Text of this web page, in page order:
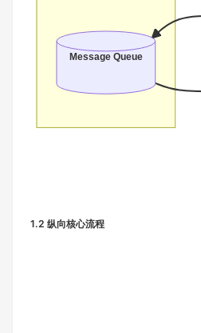
Message Queue
1.2 纵向核心流程